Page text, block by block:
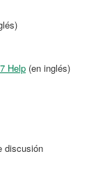
Help (en inglés)
discusión